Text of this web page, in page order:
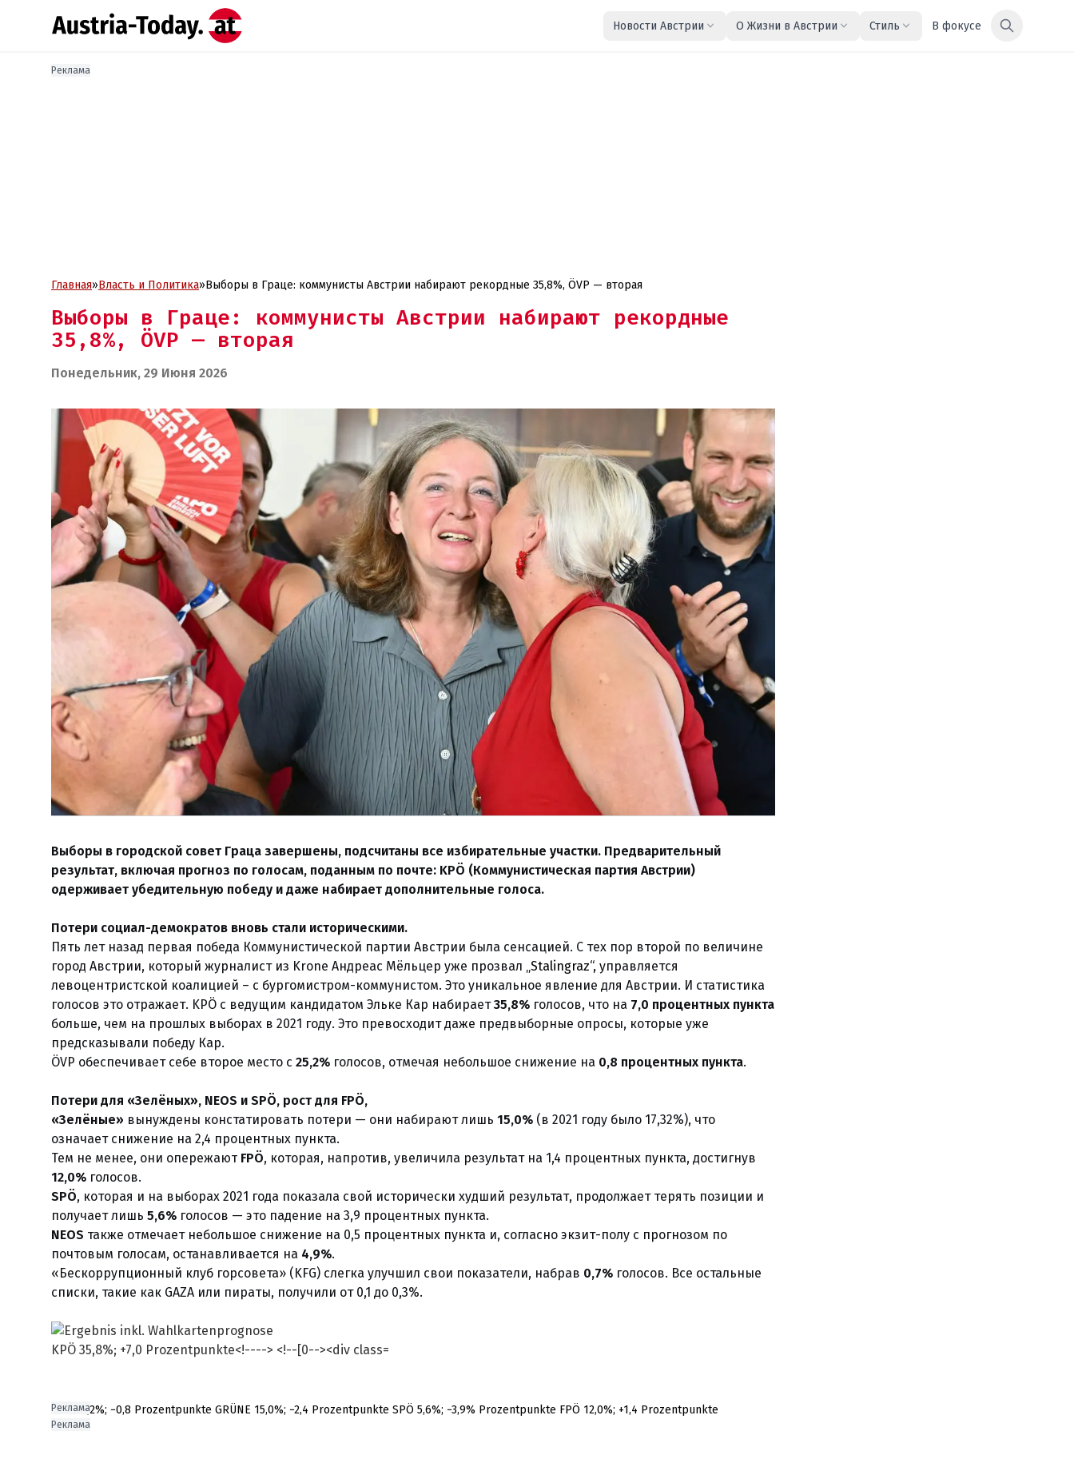
Новости Австрии О Жизни в Австрии Стиль В фокусе
Реклама
Главная»Власть и Политика»Выборы в Граце: коммунисты Австрии набирают рекордные 35,8%, ÖVP — вторая
Выборы в Граце: коммунисты Австрии набирают рекордные
35,8%, ÖVP — вторая
Понедельник, 29 Июня 2026
Выборы в городской совет Граца завершены, подсчитаны все избирательные участки. Предварительный
результат, включая прогноз по голосам, поданным по почте: KPÖ (Коммунистическая партия Австрии)
одерживает убедительную победу и даже набирает дополнительные голоса.
Потери социал-демократов вновь стали историческими.
Пять лет назад первая победа Коммунистической партии Австрии была сенсацией. С тех пор второй по величине
город Австрии, который журналист из Krone Андреас Мёльцер уже прозвал „Stalingraz“, управляется
левоцентристской коалицией – с бургомистром-коммунистом. Это уникальное явление для Австрии. И статистика
голосов это отражает. KPÖ с ведущим кандидатом Эльке Кар набирает35,8% голосов, что на 7,0 процентных пункта
больше, чем на прошлых выборах в 2021 году. Это превосходит даже предвыборные опросы, которые уже
предсказывали победу Кар.
ÖVP обеспечивает себе второе место с 25,2% голосов, отмечая небольшое снижение на 0,8 процентных пункта.
Потери для «Зелёных», NEOS и SPÖ, рост для FPÖ,
«Зелёные» вынуждены констатировать потери — они набирают лишь 15,0% (в 2021 году было 17,32%), что
означает снижение на 2,4 процентных пункта.
Тем не менее, они опережают FPÖ, которая, напротив, увеличила результат на 1,4 процентных пункта, достигнув
12,0% голосов.
SPÖ, которая и на выборах 2021 года показала свой исторически худший результат, продолжает терять позиции и
получает лишь 5,6% голосов — это падение на 3,9 процентных пункта.
NEOS также отмечает небольшое снижение на 0,5 процентных пункта и, согласно экзит-полу с прогнозом по
почтовым голосам, останавливается на 4,9%.
«Бескоррупционный клуб горсовета» (KFG) слегка улучшил свои показатели, набрав 0,7% голосов. Все остальные
списки, такие как GAZA или пираты, получили от 0,1 до 0,3%.
Реклама
ÖVP 25,2%; −0,8 Prozentpunkte GRÜNE 15,0%; −2,4 Prozentpunkte SPÖ 5,6%; −3,9% Prozentpunkte FPÖ 12,0%; +1,4 Prozentpunkte
Реклама